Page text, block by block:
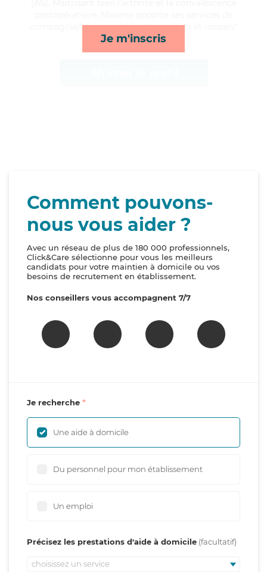
Je m'inscris
compagnie/loisirs, ménage, transports et rappels*
Comment pouvons-
nous vous aider ?
Avec un réseau de plus de 180 000 professionnels,
Click&Care sélectionne pour vous les meilleurs
candidats pour votre maintien à domicile ou vos
besoins de recrutement en établissement.
Nos conseillers vous accompagnent 7/7
Je recherche
Une aide à domicile
Du personnel pour mon établissement
Un emploi
Précisez les prestations d'aide à domicile
choisissez un service